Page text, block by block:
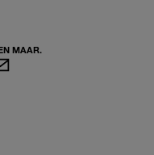
MAAR.